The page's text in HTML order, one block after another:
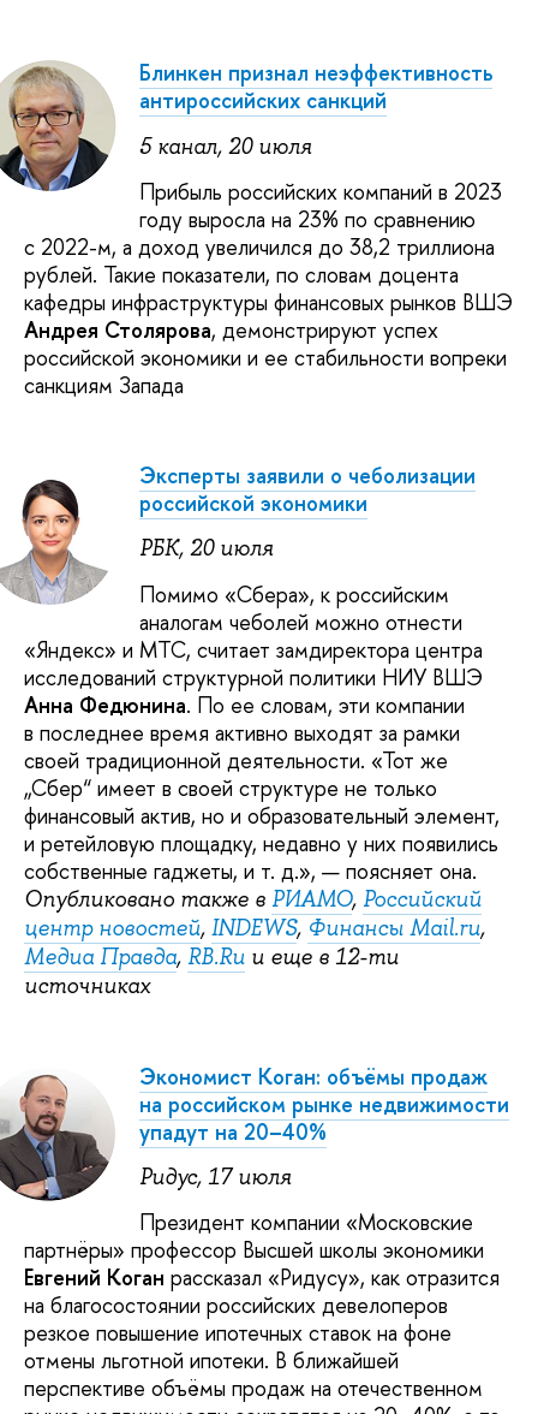
Блинкен признал неэффективность
антироссийских санкций
5 канал, 20 июля
Прибыль российских компаний в 2023
году выросла на 23% по сравнению
с 2022-м, а доход увеличился до 38,2 триллиона
рублей. Такие показатели, по словам доцента
кафедры инфраструктуры финансовых рынков ВШЭ
Андрея Столярова, демонстрируют успех
российской экономики и ее стабильности вопреки
санкциям Запада
Эксперты заявили о чеболизации
российской экономики
РБК, 20 июля
Помимо «Сбера», к российским
аналогам чеболей можно отнести
«Яндекс» и МТС, считает замдиректора центра
исследований структурной политики НИУ ВШЭ
Анна Федюнина. По ее словам, эти компании
в последнее время активно выходят за рамки
своей традиционной деятельности. «Тот же
„Сбер“ имеет в своей структуре не только
финансовый актив, но и образовательный элемент,
и ретейловую площадку, недавно у них появились
собственные гаджеты, и т. д.», — поясняет она.
Опубликовано также в РИАМО, Российский
центр новостей, INDEWS, Финансы Mail.ru,
Медиа Правда, RB.Ru и еще в 12-ти
источниках
Экономист Коган: объёмы продаж
на российском рынке недвижимости
упадут на 20–40%
Ридус, 17 июля
Президент компании «Московские
партнёры» профессор Высшей школы экономики
Евгений Коган рассказал «Ридусу», как отразится
на благосостоянии российских девелоперов
резкое повышение ипотечных ставок на фоне
отмены льготной ипотеки. В ближайшей
перспективе объёмы продаж на отечественном